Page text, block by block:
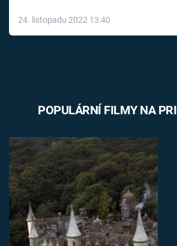
24. listopadu 2022 13:40
POPULÁRNÍ FILMY NA